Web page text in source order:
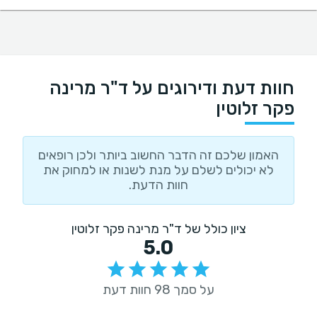
חוות דעת ודירוגים על ד"ר מרינה
פקר זלוטין
האמון שלכם זה הדבר החשוב ביותר ולכן רופאים
לא יכולים לשלם על מנת לשנות או למחוק את
חוות הדעת.
ציון כולל של ד"ר מרינה פקר זלוטין
5.0
על סמך 98 חוות דעת